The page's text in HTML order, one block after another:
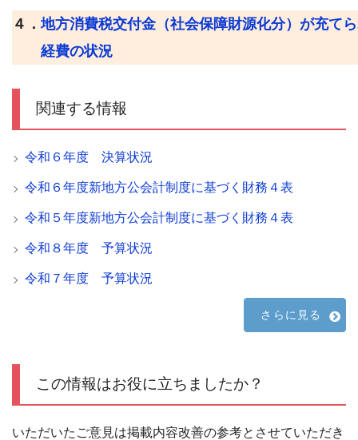
４．地方消費税交付金（社会保障財源化分）が充て
経費の状況
関連する情報
令和６年度 決算状況
令和６年度新地方公会計制度に基づく財務４表
令和５年度新地方公会計制度に基づく財務４表
令和８年度 予算状況
令和７年度 予算状況
さらに見る
この情報はお役に立ちましたか？
いただいたご意見は掲載内容改善の参考とさせていただき